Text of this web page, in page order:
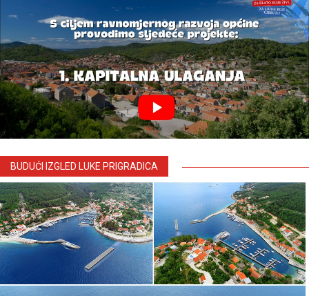
BUDUĆI IZGLED LUKE PRIGRADICA